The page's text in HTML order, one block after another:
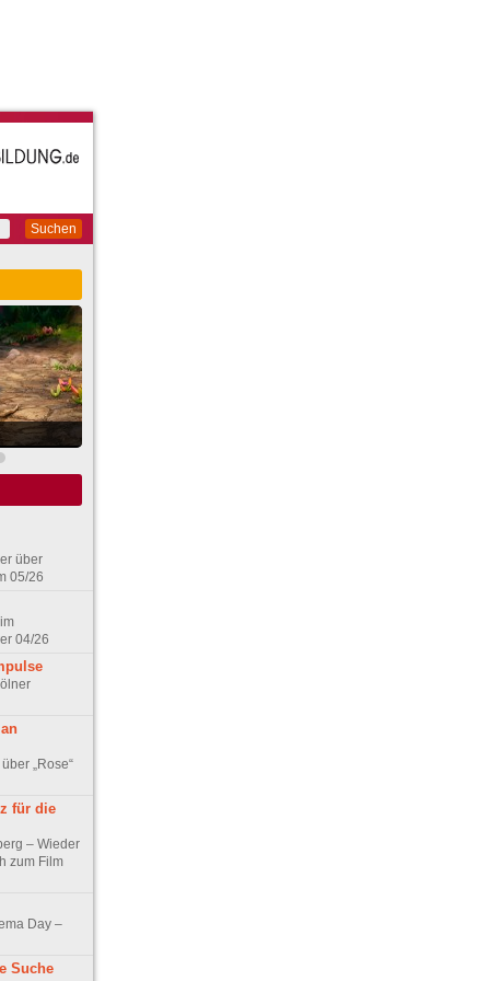
Suchen
über
05/26
04/26
„Rose“
für die
– Wieder
zum Film
Day –
Suche